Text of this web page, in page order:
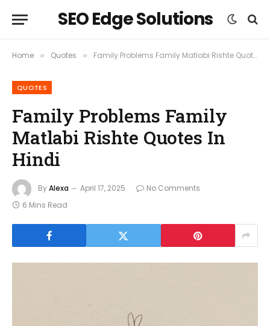
SEO Edge Solutions
Home » Quotes » Family Problems Family Matlabi Rishte Quotes In Hindi
QUOTES
Family Problems Family
Matlabi Rishte Quotes In
Hindi
ByAlexa April 17, 2025
No Comments
6 Mins Read